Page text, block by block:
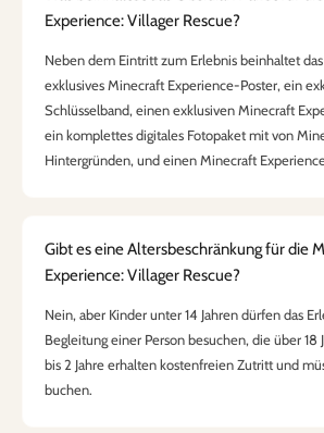
Experience: Villager Rescue?
Neben dem Eintritt zum Erlebnis beinhaltet
exklusives Minecraft Experience-Poster, ein
Schlüsselband, einen exklusiven Minecraft
ein komplettes digitales Fotopaket mit von
Hintergründen, und einen Minecraft
Gibt es eine Altersbeschränkung für die
Experience: Villager Rescue?
Nein, aber Kinder unter 14 Jahren dürfen das
Begleitung einer Person besuchen, die über 18
bis 2 Jahre erhalten kostenfreien Zutritt und
buchen.